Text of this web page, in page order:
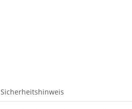
Sicherheitshinweis